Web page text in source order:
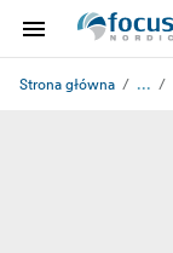
Strona główna ...